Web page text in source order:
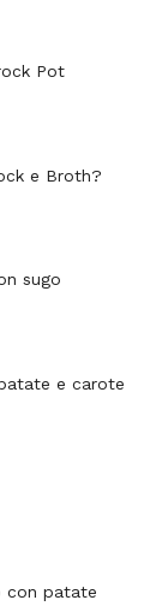
Pot
e Broth?
sugo
e carote
con patate